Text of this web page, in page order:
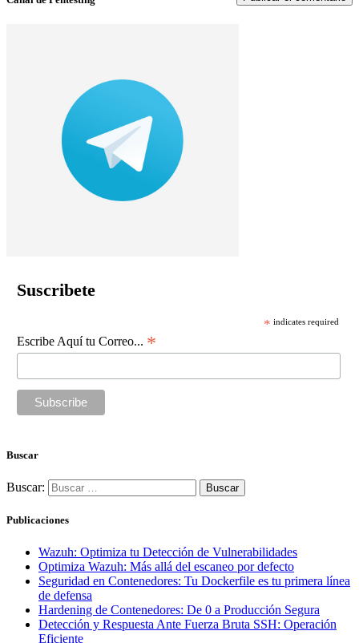
Suscribete
* indicates required
Escribe Aquí tu Correo... *
Buscar
Buscar:
Publicaciones
Wazuh: Optimiza tu Detección de Vulnerabilidades
Optimiza Wazuh: Más allá del escaneo por defecto
Seguridad en Contenedores: Tu Dockerfile es tu primera línea
de defensa
Hardening de Contenedores: De 0 a Producción Segura
Detección y Respuesta Ante Fuerza Bruta SSH: Operación
Eficiente